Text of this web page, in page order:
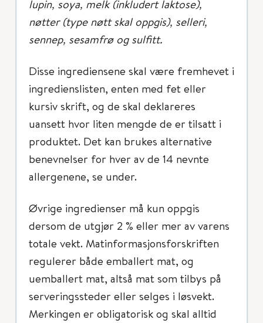
lupin, soya, melk (inkludert laktose),
nøtter (type nøtt skal oppgis), selleri,
sennep, sesamfrø og sulfitt.
Disse ingrediensene skal være fremhevet i
ingredienslisten, enten med fet eller
kursiv skrift, og de skal deklareres
uansett hvor liten mengde de er tilsatt i
produktet. Det kan brukes alternative
benevnelser for hver av de 14 nevnte
allergenene, se under.
Øvrige ingredienser må kun oppgis
dersom de utgjør 2 % eller mer av varens
totale vekt. Matinformasjonsforskriften
regulerer både emballert mat, og
uemballert mat, altså mat som tilbys på
serveringssteder eller selges i løsvekt.
Merkingen er obligatorisk og skal alltid